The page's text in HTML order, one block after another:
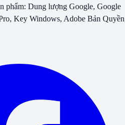
phẩm: Dung lượng Google, Google
Key Windows, Adobe Bản